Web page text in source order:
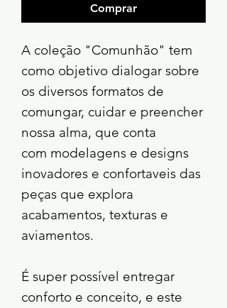
Comprar
A coleção "Comunhão" tem
como objetivo dialogar sobre
os diversos formatos de
comungar, cuidar e preencher
nossa alma, que conta
com modelagens e designs
inovadores e confortaveis das
peças que explora
acabamentos, texturas e
aviamentos.
É super possível entregar
conforto e conceito, e este